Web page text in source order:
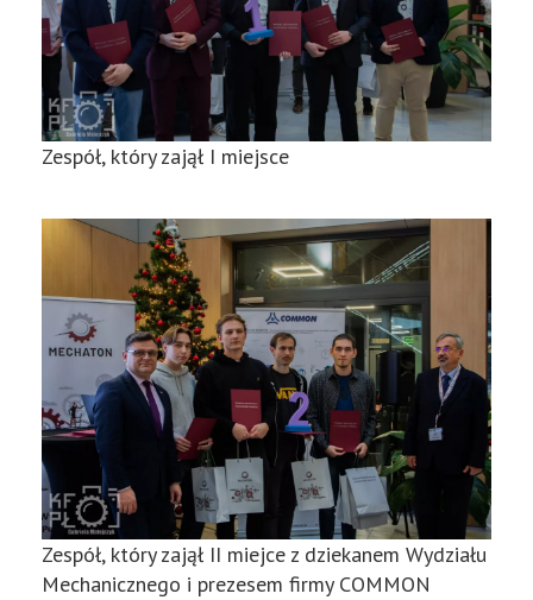
Zespół, który zajął I miejsce
Zespół, który zajął II miejce z dziekanem Wydziału
Mechanicznego i prezesem firmy COMMON